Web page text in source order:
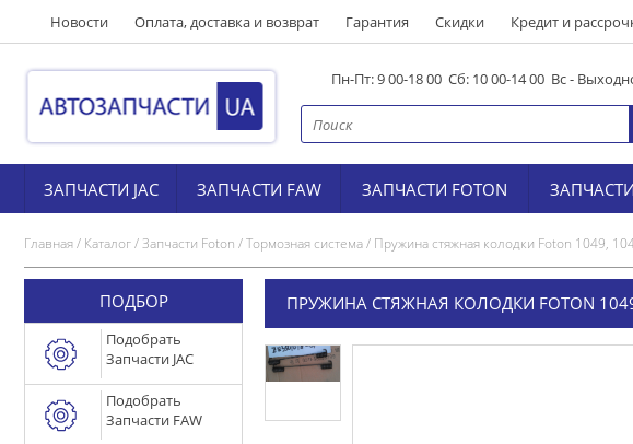
Новости Оплата, доставка и возврат Гарантия Скидки Кредит и
Пн-Пт: 9 00-18 00 Сб: 10 00-14 00 Вс -
ЗАПЧАСТИ JAC ЗАПЧАСТИ FAW ЗАПЧАСТИ FOTON ЗАПЧАСТИ
Главная/ Каталог/Запчасти Foton /Тормозная система/ Пружина стяжная колодки Foton 1049,
ПОДБОР
Подобрать
Запчасти JAC
Подобрать
Запчасти FAW
ПРУЖИНА СТЯЖНАЯ КОЛОДКИ FOTON